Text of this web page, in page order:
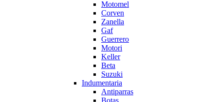
Motomel
Corven
Zanella
Gaf
Guerrero
Motori
Keller
Beta
Suzuki
Indumentaria
Antiparras
Botas